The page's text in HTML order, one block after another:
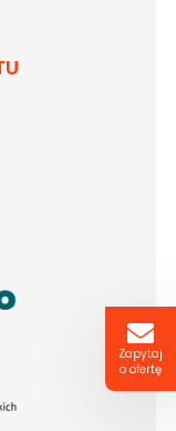
Zapytaj
o ofertę